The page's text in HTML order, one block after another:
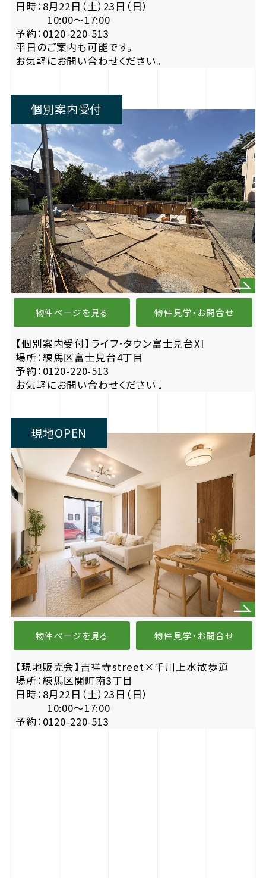
日時：8月22日（土）23日（日）
10:00〜17:00
予約：0120-220-513
平日のご案内も可能です。
お気軽にお問い合わせください。
個別案内受付
物件ページを見る 物件見学・お問合せ
【個別案内受付】ライフ･タウン富士見台XI
場所：練馬区富士見台4丁目
予約：0120-220-513
お気軽にお問い合わせください♩
現地OPEN
物件ページを見る 物件見学・お問合せ
【現地販売会】吉祥寺street×千川上水散歩道
場所：練馬区関町南3丁目
日時：8月22日（土）23日（日）
10:00〜17:00
予約：0120-220-513